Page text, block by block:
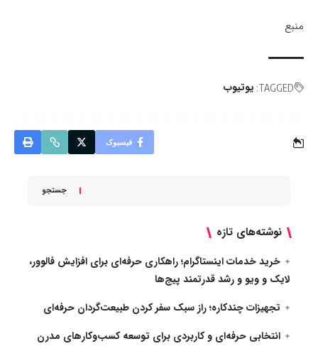
منبع
TAGGED: یوتیوب
فیسبوک
جستجو
نوشته‌های تازه
خرید خدمات اینستاگرام؛ راهکاری حرفه‌ای برای افزایش فالوور،
لایک و ویو و رشد قدرتمند پیج‌ها
تجهیزات چندکاره؛ راز سبک سفر کردن طبیعت‌گردان حرفه‌ای
انتخابی حرفه‌ای و کاربردی برای توسعه کسب‌وکارهای مدرن